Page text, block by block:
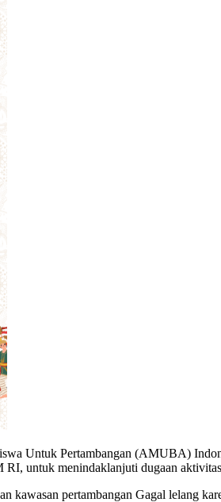
Untuk Pertambangan (AMUBA)
untuk menindaklanjuti dugaan
kawasan pertambangan Gagal lelang